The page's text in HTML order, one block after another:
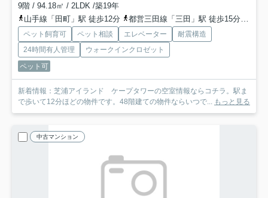
9階 / 94.18㎡ / 2LDK /築19年
山手線「田町」駅 徒歩12分
都営三田線「三田」駅 徒歩15分
ペット飼育可 ペット相談 エレベーター
耐震構造
24時間有人管理
ウォークインクロゼット
ペット可
新着情報：芝浦アイランド ケープタワーの空室情報ならコチラ。駅ま
で歩いて12分ほどの物件です。48階建ての物件ならいつで... もっと見る
中古マンション